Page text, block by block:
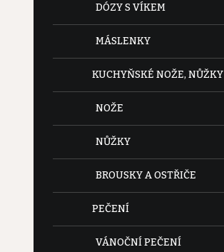
DÓZY S VÍKEM
MÁSLENKY
KUCHYŇSKÉ NOŽE, NŮŽKY
NOŽE
NŮŽKY
BROUSKY A OSTŘIČE
PEČENÍ
VÁNOČNÍ PEČENÍ